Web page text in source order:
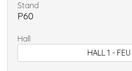
Stand
P60
Hall
HALL 1 - FEU